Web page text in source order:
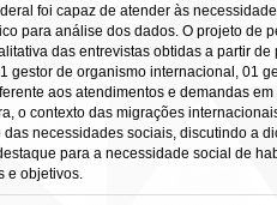
foi capaz de atender às
para análise dos dados. O projeto de
das entrevistas obtidas a partir
de organismo internacional, 01
aos atendimentos e demandas
o contexto das migrações
necessidades sociais, discutindo a
para a necessidade social de
e objetivos.